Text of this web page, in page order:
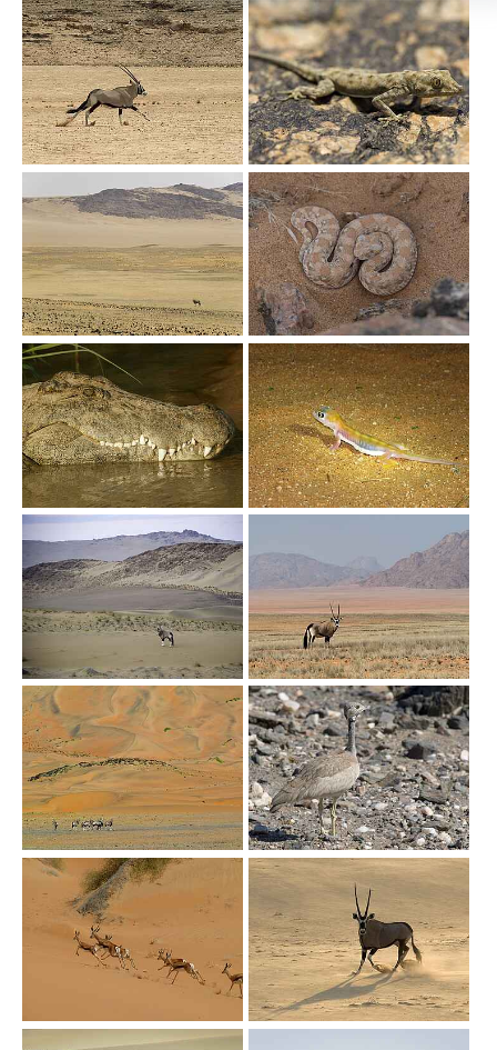
Show larger version Show larger version
Show larger version Show larger version
Show larger version Show larger version
Show larger version
Show larger version Show larger version
Show larger version Show larger version
Show larger version